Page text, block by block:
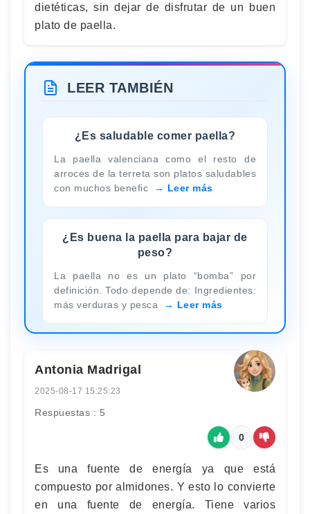
dietéticas, sin dejar de disfrutar de un buen
plato de paella.
LEER TAMBIÉN
¿Es saludable comer paella?
La paella valenciana como el resto de
arroces de la terreta son platos saludables
con muchos benefic
Leer más
¿Es buena la paella para bajar de
peso?
La paella no es un plato “bomba” por
definición. Todo depende de: Ingredientes:
más verduras y pesca
Leer más
Antonia Madrigal
2025-08-17 15:25:23
Respuestas : 5
0
Es una fuente de energía ya que está
compuesto por almidones. Y esto lo convierte
en una fuente de energía. Tiene varios